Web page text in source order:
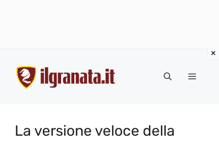
contenuto
Menu
La versione veloce della